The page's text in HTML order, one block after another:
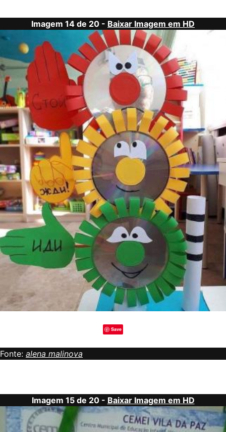
Imagem 14 de 20 - Baixar Imagem em HD
Save
Fonte: alena malinova
Imagem 15 de 20 - Baixar Imagem em HD